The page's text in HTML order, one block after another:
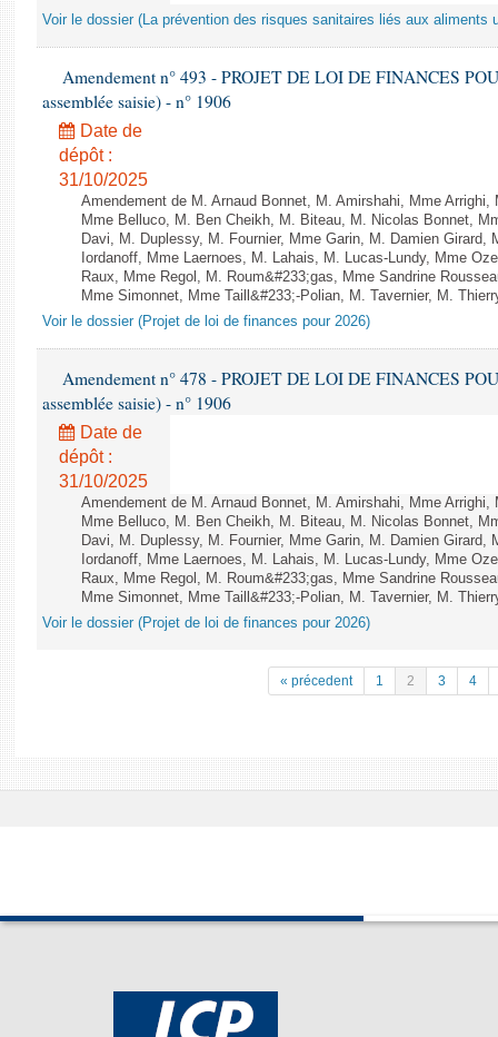
Voir le dossier (La prévention des risques sanitaires liés aux aliments
Amendement n° 493 - PROJET DE LOI DE FINANCES
assemblée saisie) - n° 1906
Date de
dépôt :
31/10/2025
Amendement de M. Arnaud Bonnet, M. Amirshahi, Mme
Mme Belluco, M. Ben Cheikh, M. Biteau, M. Nicolas Bonnet,
Davi, M. Duplessy, M. Fournier, Mme Garin, M. Damien Girard,
Iordanoff, Mme Laernoes, M. Lahais, M. Lucas-Lundy, Mme
Raux, Mme Regol, M. Roum&#233;gas, Mme Sandrine
Mme Simonnet, Mme Taill&#233;-Polian, M. Tavernier, M.
Voir le dossier (Projet de loi de finances pour 2026)
Amendement n° 478 - PROJET DE LOI DE FINANCES
assemblée saisie) - n° 1906
Date de
dépôt :
31/10/2025
Amendement de M. Arnaud Bonnet, M. Amirshahi, Mme
Mme Belluco, M. Ben Cheikh, M. Biteau, M. Nicolas Bonnet,
Davi, M. Duplessy, M. Fournier, Mme Garin, M. Damien Girard,
Iordanoff, Mme Laernoes, M. Lahais, M. Lucas-Lundy, Mme
Raux, Mme Regol, M. Roum&#233;gas, Mme Sandrine
Mme Simonnet, Mme Taill&#233;-Polian, M. Tavernier, M.
Voir le dossier (Projet de loi de finances pour 2026)
« précedent 1 2 3 4